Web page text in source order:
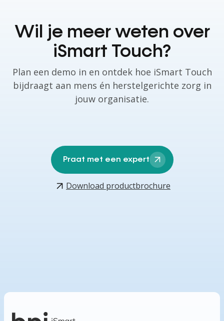
Wil je meer weten over
iSmart Touch?
Plan een demo in en ontdek hoe iSmart Touch
bijdraagt aan mens én herstelgerichte zorg in
jouw organisatie.
Praat met een expert
Download productbrochure